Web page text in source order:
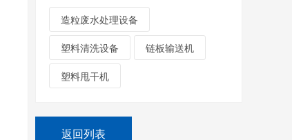
造粒废水处理设备
塑料清洗设备 链板输送机
塑料甩干机
返回列表